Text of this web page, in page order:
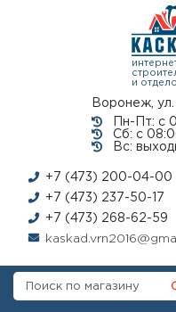
и
Воронеж,
Пн-Пт: с
Сб: с
Вс:
+7 (473) 200-04-00
+7 (473) 237-50-17
+7 (473) 268-62-59